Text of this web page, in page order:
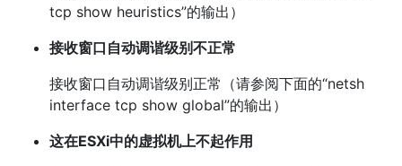
tcp show heuristics”的输出）
接收窗口自动调谐级别不正常
接收窗口自动调谐级别正常（请参阅下面的“netsh
interface tcp show global”的输出）
这在ESXi中的虚拟机上不起作用